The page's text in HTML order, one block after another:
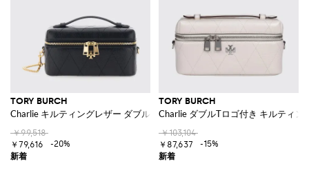
TORY BURCH
Charlie キルティングレザー ダブルTロゴ ミニビューティーケース
￥99,518
￥79,616
-20%
TORY BURCH
Charlie ダブルTロゴ付き キルティン
￥103,104
￥87,637
-15%